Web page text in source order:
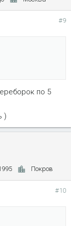
#9
по 5
)
Покров
#10